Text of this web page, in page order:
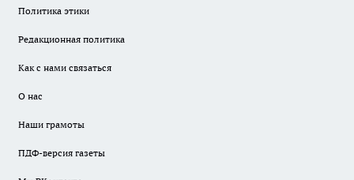
Политика этики
Редакционная политика
Как с нами связаться
О нас
Наши грамоты
ПДФ-версия газеты